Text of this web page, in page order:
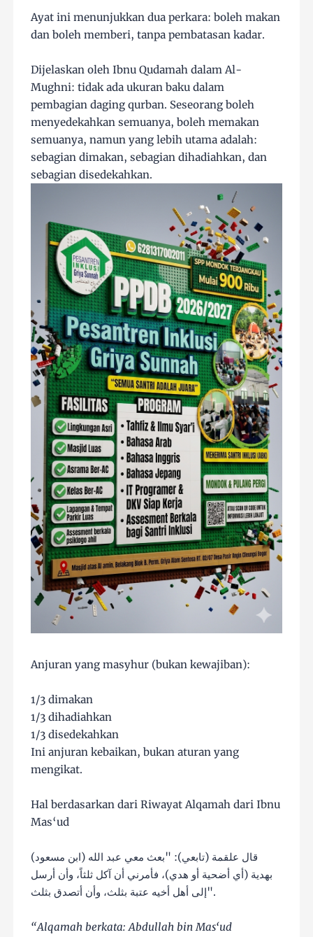
Ayat ini menunjukkan dua perkara: boleh makan
dan boleh memberi, tanpa pembatasan kadar.
Dijelaskan oleh Ibnu Qudamah dalam Al-
Mughni: tidak ada ukuran baku dalam
pembagian daging qurban. Seseorang boleh
menyedekahkan semuanya, boleh memakan
semuanya, namun yang lebih utama adalah:
sebagian dimakan, sebagian dihadiahkan, dan
sebagian disedekahkan.
Anjuran yang masyhur (bukan kewajiban):
1/3 dimakan
1/3 dihadiahkan
1/3 disedekahkan
Ini anjuran kebaikan, bukan aturan yang
mengikat.
Hal berdasarkan dari Riwayat Alqamah dari Ibnu
Mas‘ud
قال علقمة (تابعي): "بعث معي عبد الله (ابن مسعود)
بهدية (أي أضحية أو هدي)، فأمرني أن آكل ثلثاً، وأن أرسل
إلى أهل أخيه عتبة بثلث، وأن أتصدق بثلث".
“Alqamah berkata: Abdullah bin Mas‘ud